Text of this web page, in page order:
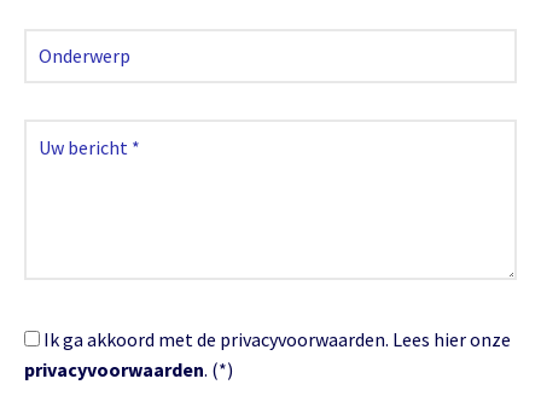
Ik ga akkoord met de privacyvoorwaarden. Lees hier onze
privacyvoorwaarden. (*)